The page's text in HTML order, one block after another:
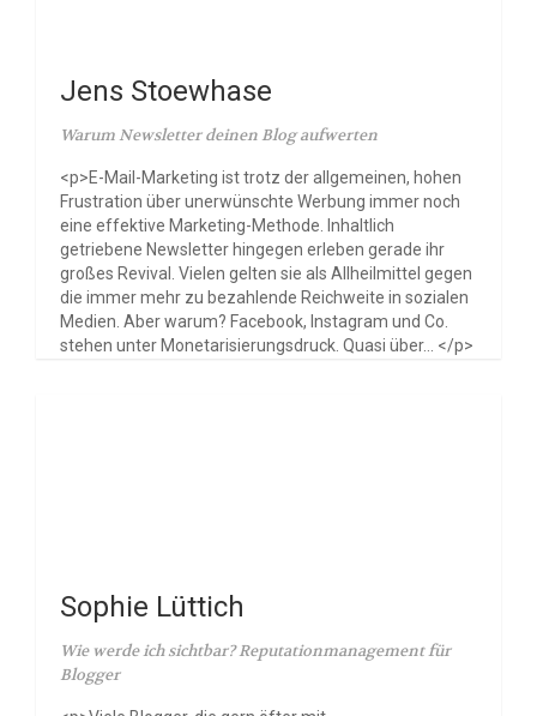
Jens Stoewhase
Warum Newsletter deinen Blog aufwerten
<p>E-Mail-Marketing ist trotz der allgemeinen, hohen
Frustration über unerwünschte Werbung immer noch
eine effektive Marketing-Methode. Inhaltlich
getriebene Newsletter hingegen erleben gerade ihr
großes Revival. Vielen gelten sie als Allheilmittel gegen
die immer mehr zu bezahlende Reichweite in sozialen
Medien. Aber warum? Facebook, Instagram und Co.
stehen unter Monetarisierungsdruck. Quasi über... </p>
Sophie Lüttich
Wie werde ich sichtbar? Reputationmanagement für
Blogger